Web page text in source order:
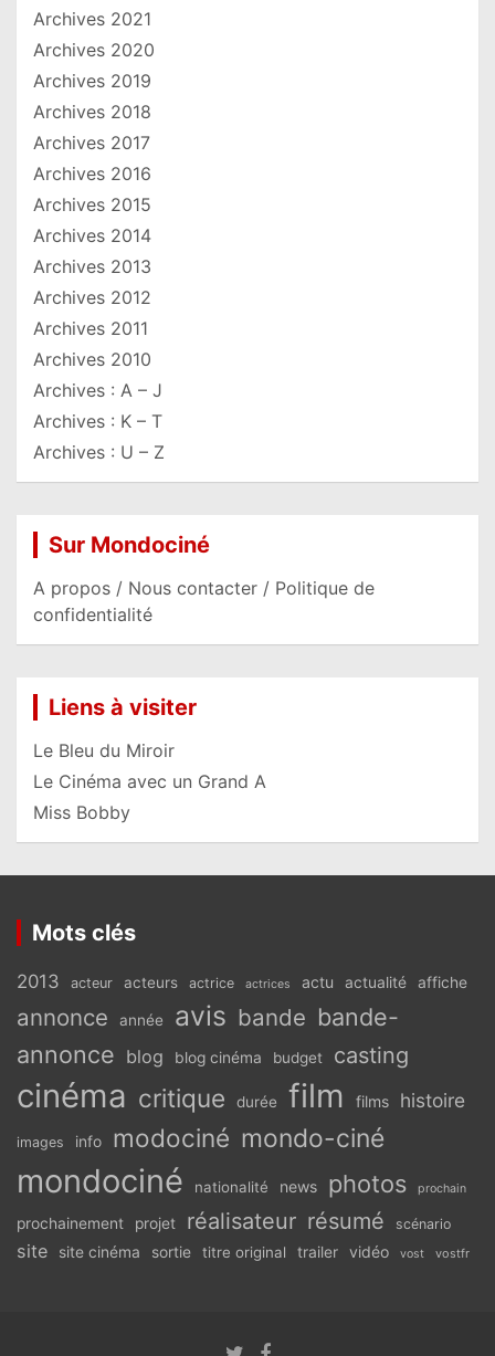
Archives 2021
Archives 2020
Archives 2019
Archives 2018
Archives 2017
Archives 2016
Archives 2015
Archives 2014
Archives 2013
Archives 2012
Archives 2011
Archives 2010
Archives : A – J
Archives : K – T
Archives : U – Z
Sur Mondociné
A propos / Nous contacter / Politique de
confidentialité
Liens à visiter
Le Bleu du Miroir
Le Cinéma avec un Grand A
Miss Bobby
Mots clés
2013 acteur acteurs actrice actrices actu actualité affiche
annonce année avis bande bande-
annonce blog blog cinéma budget casting
cinéma critique durée film films histoire
images info modociné mondo-ciné
mondociné nationalité news photos prochain
prochainement projet réalisateur résumé scénario
site site cinéma sortie titre original trailer vidéo vost vostfr